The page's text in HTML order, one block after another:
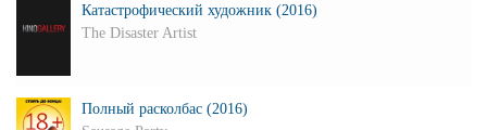
Катастрофический художник (2016)
The Disaster Artist
Полный расколбас (2016)